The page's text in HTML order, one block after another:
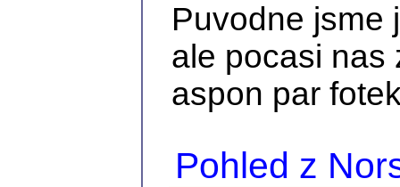
Puvodne jsme
ale pocasi nas
aspon par
Pohled z